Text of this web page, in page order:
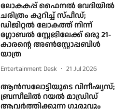
ലോകകപ്പ് ഫൈനൽ വേദിയിൽ
ചരിത്രം കുറിച്ച് സ്പീഡ്;
ഡിജിറ്റൽ ലോകത്ത് നിന്ന്
ഗ്ലോബൽ സ്റ്റേജിലേക്ക് ഒരു 21-
കാരന്റെ അൺസ്റ്റോപ്പബിൾ
യാത്ര
Entertainment Desk 21 Jul 2026
ആൻസലോട്ടിയുടെ വിനീഷ്യസ്;
ബ്രസീലിൽ റയൽ മാഡ്രിഡ്
ആവർത്തിക്കുന്ന ​ഗുരുവും